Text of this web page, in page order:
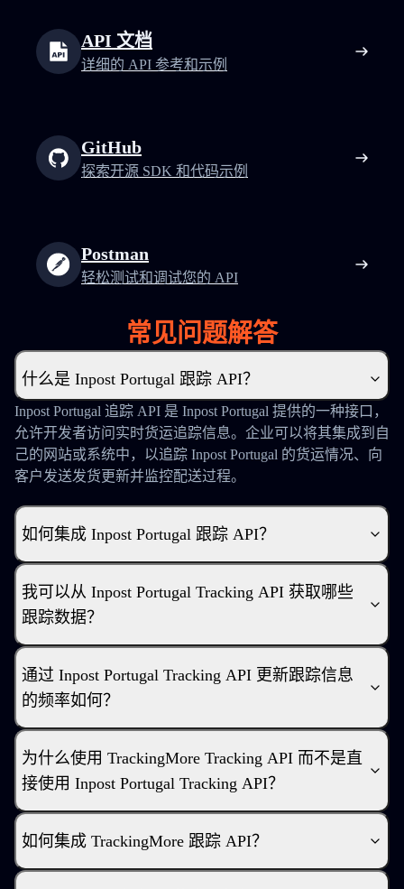
API 文档
详细的 API 参考和示例
GitHub
探索开源 SDK 和代码示例
Postman
轻松测试和调试您的 API
常见问题解答
什么是 Inpost Portugal 跟踪 API？
Inpost Portugal 追踪 API 是 Inpost Portugal 提供的一种接口，
允许开发者访问实时货运追踪信息。企业可以将其集成到自
己的网站或系统中，以追踪 Inpost Portugal 的货运情况、向
客户发送发货更新并监控配送过程。
如何集成 Inpost Portugal 跟踪 API？
我可以从 Inpost Portugal Tracking API 获取哪些
跟踪数据？
通过 Inpost Portugal Tracking API 更新跟踪信息
的频率如何？
为什么使用 TrackingMore Tracking API 而不是直
接使用 Inpost Portugal Tracking API？
如何集成 TrackingMore 跟踪 API？